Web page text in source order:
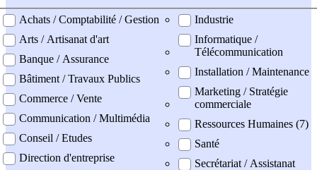
professionel
Achats / Comptabilité / Gestion
Arts / Artisanat d'art
Banque / Assurance
Bâtiment / Travaux Publics
Commerce / Vente
Communication / Multimédia
Conseil / Etudes
Direction d'entreprise
Industrie
Informatique /
Télécommunication
Installation / Maintenance
Marketing / Stratégie
commerciale
Ressources Humaines (7)
Santé
Secrétariat / Assistanat